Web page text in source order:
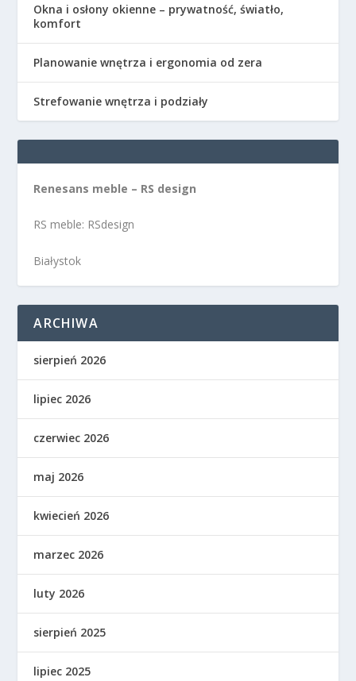
Okna i osłony okienne – prywatność, światło,
komfort
Planowanie wnętrza i ergonomia od zera
Strefowanie wnętrza i podziały
Renesans meble – RS design
RS meble: RSdesign
Białystok
ARCHIWA
sierpień 2026
lipiec 2026
czerwiec 2026
maj 2026
kwiecień 2026
marzec 2026
luty 2026
sierpień 2025
lipiec 2025